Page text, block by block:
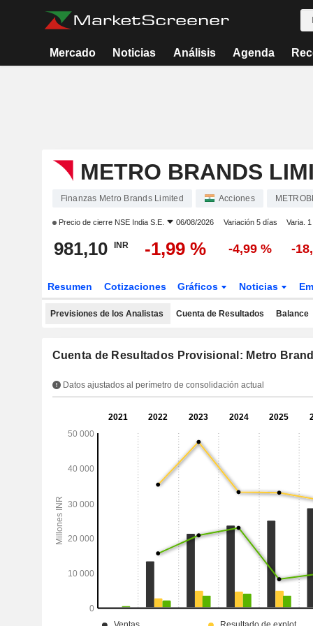
Mercado Noticias Análisis Agenda
METRO BRANDS
Finanzas Metro Brands Limited Acciones
Precio de cierre NSE India S.E. 06/08/2026 Variación 5 días Varia.
981,10 INR -1,99 % -4,99 % -
Resumen Cotizaciones Gráficos Noticias
Previsiones de los Analistas Cuenta de Resultados Balance
Cuenta de Resultados Provisional: Metro
Datos ajustados al perímetro de consolidación actual